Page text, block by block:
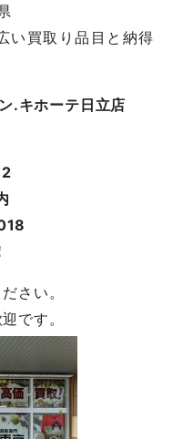
い買取り品目と納得
.キホーテ日立店
さい。
です。